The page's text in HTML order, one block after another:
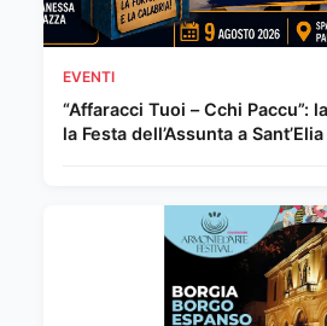
EVENTI
“Affaracci Tuoi – Cchi Paccu”:
la Festa dell’Assunta a Sant’Elia